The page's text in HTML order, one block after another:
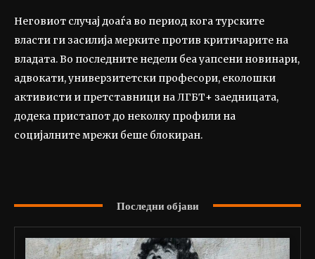
Неговиот случај доаѓа во период кога турските
власти ги засилија мерките против критичарите на
владата. Во последните недели беа уапсени новинари,
адвокати, универзитетски професори, еколошки
активисти и претставници на ЛГБТ+ заедницата,
додека пристапот до неколку профили на
социјалните мрежи беше блокиран.
Последни објави